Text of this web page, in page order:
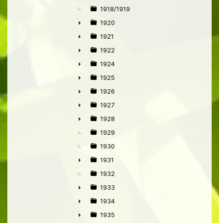
1918/1919
►
1920
►
1921
►
1922
►
1924
►
1925
►
1926
►
1927
►
1928
1929
1930
►
1931
1932
►
1933
►
1934
1935